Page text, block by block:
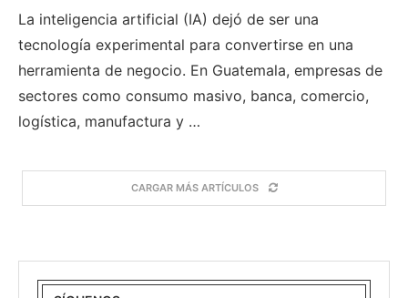
La inteligencia artificial (IA) dejó de ser una
tecnología experimental para convertirse en una
herramienta de negocio. En Guatemala, empresas de
sectores como consumo masivo, banca, comercio,
logística, manufactura y …
CARGAR MÁS ARTÍCULOS